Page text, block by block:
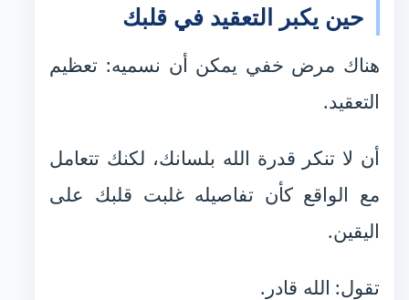
حين يكبر التعقيد في قلبك
هناك مرض خفي يمكن أن نسميه: تعظيم
التعقيد.
أن لا تنكر قدرة الله بلسانك، لكنك تتعامل
مع الواقع كأن تفاصيله غلبت قلبك على
اليقين.
تقول: الله قادر.